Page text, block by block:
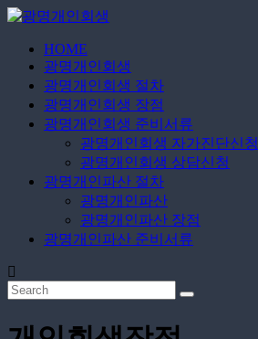
Skip
content
담
신
HOME
광명개인회생
광명개인회생 절차
광명개인회생 장점
광명개인회생 준비서류
광명개인회생 자가진단신청
광명개인회생 상담신청
광명개인파산 절차
광명개인파산
광명개인파산 장점
광명개인파산 준비서류